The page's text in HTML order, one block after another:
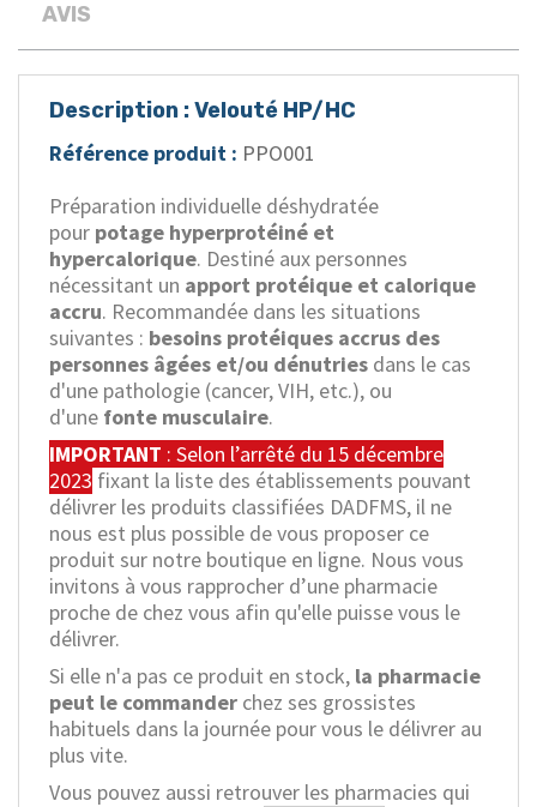
AVIS
Description : Velouté HP/HC
Référence produit : PPO001
Préparation individuelle déshydratée
pour potage hyperprotéiné et
hypercalorique. Destiné aux personnes
nécessitant un apport protéique et calorique
accru. Recommandée dans les situations
suivantes : besoins protéiques accrus des
personnes âgées et/ou dénutries dans le cas
d'une pathologie (cancer, VIH, etc.), ou
d'une fonte musculaire.
IMPORTANT : Selon l’arrêté du 15 décembre
2023 fixant la liste des établissements pouvant
délivrer les produits classifiées DADFMS, il ne
nous est plus possible de vous proposer ce
produit sur notre boutique en ligne. Nous vous
invitons à vous rapprocher d’une pharmacie
proche de chez vous afin qu'elle puisse vous le
délivrer.
Si elle n'a pas ce produit en stock, la pharmacie
peut le commander chez ses grossistes
habituels dans la journée pour vous le délivrer au
plus vite.
Vous pouvez aussi retrouver les pharmacies qui